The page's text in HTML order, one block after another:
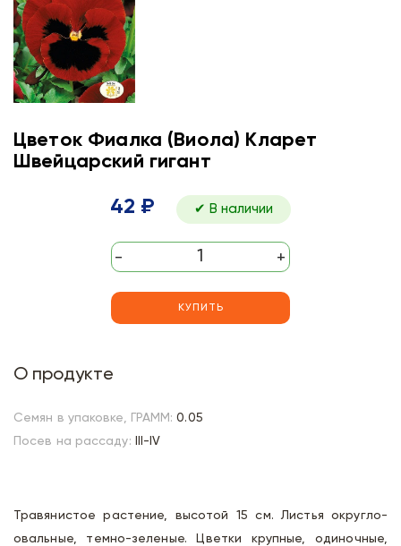
Цветок Фиалка (Виола) Кларет
Швейцарский гигант
42 ₽ ✔ В наличии
- +
КУПИТЬ
О продукте
Семян в упаковке, ГРАММ: 0.05
Посев на рассаду:
III-IV
Травянистое растение, высотой 15 см. Листья округло-
овальные, темно-зеленые. Цветки крупные, одиночные,